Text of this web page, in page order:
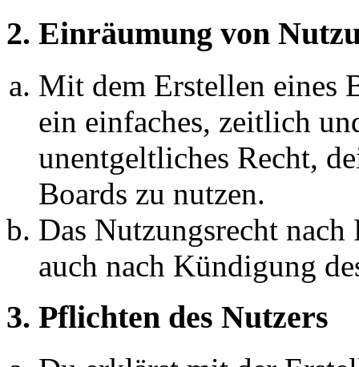
2. Einräumung von
Mit dem Erstellen eines
ein einfaches, zeitlich
unentgeltliches Recht,
Boards zu nutzen.
Das Nutzungsrecht
auch nach Kündigung
3. Pflichten des Nutzers